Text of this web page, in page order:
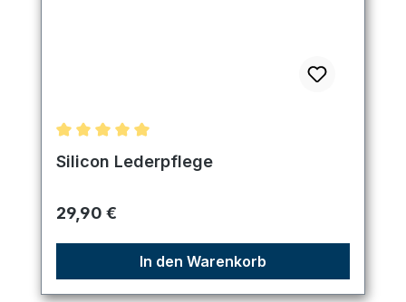
Durchschnittliche Bewertung von 5 von 5 Sternen
Silicon Lederpflege
Regulärer Preis:
29,90 €
In den Warenkorb